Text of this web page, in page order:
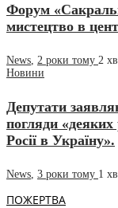
Форум
мистецтво в
News 2 роки тому 2 хв.
Новини
Депутати
погляди «деяких
Росії в Україну».
News 3 роки тому 1 хв.
ПОЖЕРТВА